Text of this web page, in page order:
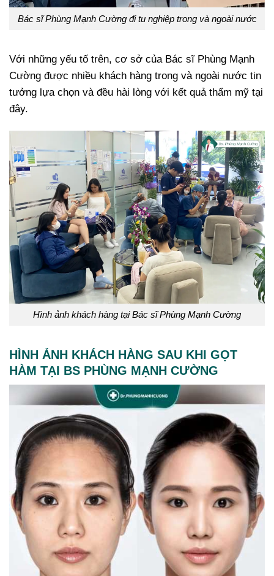
Bác sĩ Phùng Mạnh Cường đi tu nghiệp trong và ngoài nước
Với những yếu tố trên, cơ sở của Bác sĩ Phùng Mạnh
Cường được nhiều khách hàng trong và ngoài nước tin
tưởng lựa chọn và đều hài lòng với kết quả thẩm mỹ tại
đây.
Hình ảnh khách hàng tại Bác sĩ Phùng Mạnh Cường
HÌNH ẢNH KHÁCH HÀNG SAU KHI GỌT
HÀM TẠI BS PHÙNG MẠNH CƯỜNG